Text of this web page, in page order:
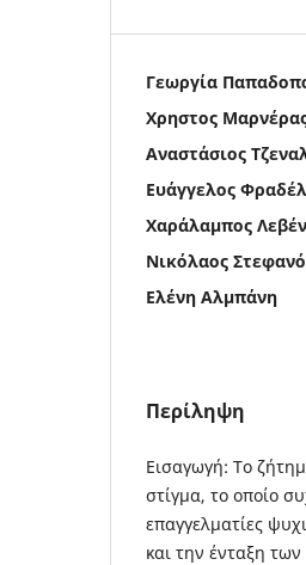
Γεωργία
Χρηστος
Αναστάσιος
Ευάγγελος
Χαράλαμπος
Νικόλαος
Ελένη Αλμπάνη
Περίληψη
Εισαγωγή: Το
στίγμα, το οποίο
επαγγελματίες
και την ένταξη